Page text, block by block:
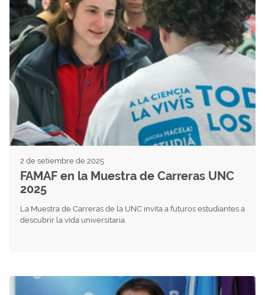
2 de setiembre de 2025
FAMAF en la Muestra de Carreras UNC
2025
La Muestra de Carreras de la UNC invita a futuros estudiantes a
descubrir la vida universitaria.